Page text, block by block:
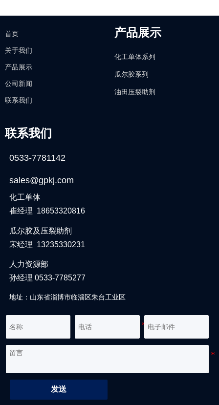
首页
关于我们
产品展示
公司新闻
联系我们
产品展示
化工单体系列
瓜尔胶系列
油田压裂助剂
联系我们
0533-7781142
sales@gpkj.com
化工单体
崔经理 18653320816
瓜尔胶及压裂助剂
宋经理 13235330231
人力资源部
孙经理 0533-7785277
地址：山东省淄博市临淄区朱台工业区
发送